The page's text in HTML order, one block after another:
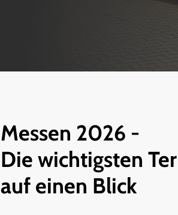
Messen 2026 -
Die wichtigsten
auf einen Blick